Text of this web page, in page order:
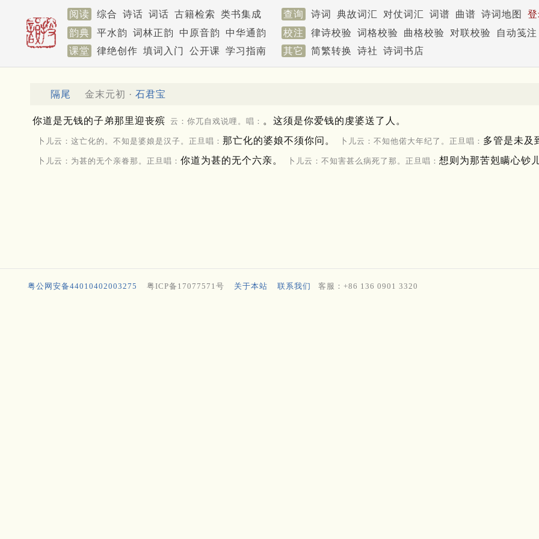
阅读 综合 诗话 词话 古籍检索 类书集成 查询 诗词 典故词汇 对仗词汇 词谱 曲谱 诗词地图
韵典
平水韵 词林正韵 中原音韵 中华通韵 校注 律诗校验 词格校验 曲格校验 对联校验
自动笺注
课堂
律绝创作 填词入门 公开课 学习指南 其它 简繁转换 诗社 诗词书店
隔尾 金末元初 · 石君宝
你道是无钱的子弟那里迎丧殡 云：你兀自戏说哩。唱： 。这须是你爱钱的虔婆送了人。
卜儿云：这亡化的。不知是婆娘是汉子。正旦唱： 那亡化的婆娘不须你问。 卜儿云：不知他偌大年纪了。正旦唱： 多管是未及
卜儿云：为甚的无个亲眷那。正旦唱： 你道为甚的无个六亲。 卜儿云：不知害甚么病死了那。正旦唱： 想则为那苦剋瞒心钞
粤公网安备44010402003275 粤ICP备17077571号 关于本站 联系我们 客服：+86 136 0901 3320